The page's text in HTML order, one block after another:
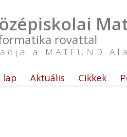
rovattal
a MATFUND
lap Aktuális Cikkek